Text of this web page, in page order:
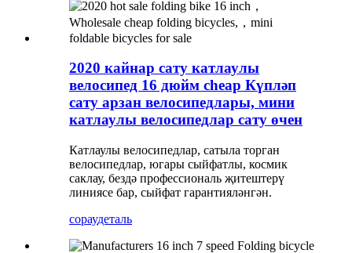
2020 кайнар сату катлаулы
велосипед 16 дюйм cheap Күпләп
сату арзан велосипедлары, мини
катлаулы велосипедлар сату өчен
Катлаулы велосипедлар, сатыла торган
велосипедлар, югары сыйфатлы, космик
саклау, бездә профессиональ җитештерү
линиясе бар, сыйфат гарантияләнгән.
сораудеталь